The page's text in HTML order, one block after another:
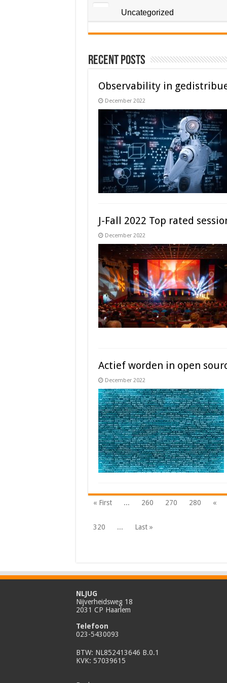
Uncategorized
Recent Posts
Observability in
December 2022
J-Fall 2022 Top rated
December 2022
Actief worden in open
December 2022
« First ... 260 270 280 «
320 ... Last »
NLJUG
Nijverheidsweg 18
2031 CP Haarlem
Telefoon
023-5430093
BTW: NL852413646 B.0.1
KVK: 57039615